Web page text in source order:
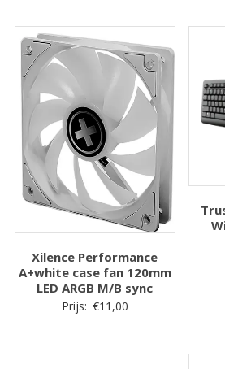
Xilence Performance
A+white case fan 120mm
LED ARGB M/B sync
Prijs: €11,00